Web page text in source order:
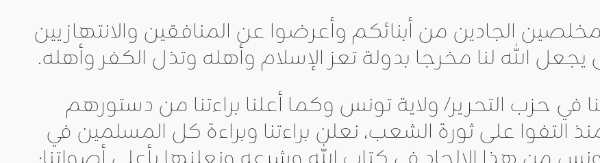
الجادين من أبنائكم وأعرضوا عن المنافقين والانتهازيين
الله لنا مخرجا بدولة تعز الإسلام وأهله وتذل الكفر وأهله.
في حزب التحرير/ ولاية تونس وكما أعلنا براءتنا من دستورهم
التفوا على ثورة الشعب، نعلن براءتنا وبراءة كل المسلمين في